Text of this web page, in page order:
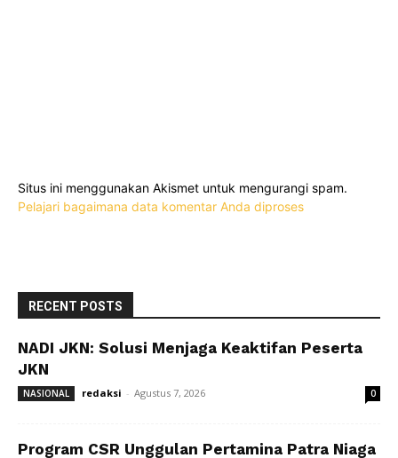
Situs ini menggunakan Akismet untuk mengurangi spam.
Pelajari bagaimana data komentar Anda diproses
RECENT POSTS
NADI JKN: Solusi Menjaga Keaktifan Peserta
JKN
NASIONAL redaksi - Agustus 7, 2026 0
Program CSR Unggulan Pertamina Patra Niaga